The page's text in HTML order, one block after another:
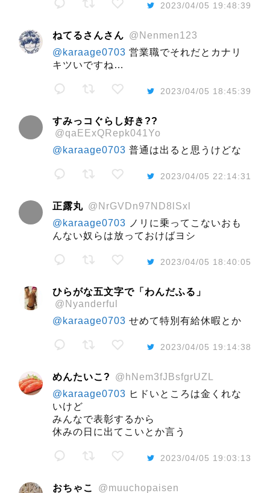
2023/04/05 19:48:39
ねてるさんさん @Nenmen123
@karaage0703 営業職でそれだとカナリ
キツいですね…
2023/04/05 18:45:39
すみっコぐらし好き??
@qaEExQRepk041Yo
@karaage0703 普通は出ると思うけどな
2023/04/05 22:14:31
正露丸 @NrGVDn97ND8lSxl
@karaage0703 ノリに乗ってこないおも
んない奴らは放っておけばヨシ
2023/04/05 18:40:05
ひらがな五文字で「わんだふる」
@Nyanderful
@karaage0703 せめて特別有給休暇とか
2023/04/05 19:14:38
めんたいこ?
@hNem3fJBsfgrUZL
@karaage0703 ヒドいところは金くれな
いけど
みんなで表彰するから
休みの日に出てこいとか言う
2023/04/05 19:03:13
おちゃこ @muuchopaisen